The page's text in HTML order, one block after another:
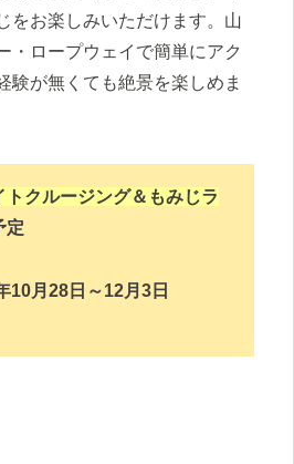
をお楽しみいただけます。山
・ロープウェイで簡単にアク
験が無くても絶景を楽しめま
クルージング＆もみじラ
定
10月28日～12月3日